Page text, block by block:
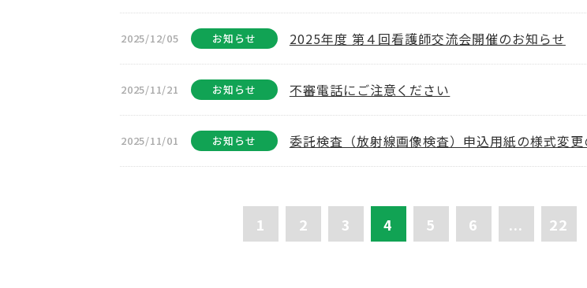
2025/12/05 お知らせ 2025年度 第４回看護師交流会開催のお知らせ
2025/11/21 お知らせ 不審電話にご注意ください
2025/11/01 お知らせ 委託検査（放射線画像検査）申込用紙の様式変
1 2 3 4 5 6 ... 22